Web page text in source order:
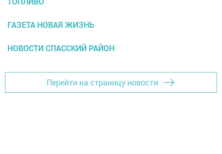
ГАЗЕТА НОВАЯ ЖИЗНЬ
НОВОСТИ СПАССКИЙ РАЙОН
Перейти на страницу новости